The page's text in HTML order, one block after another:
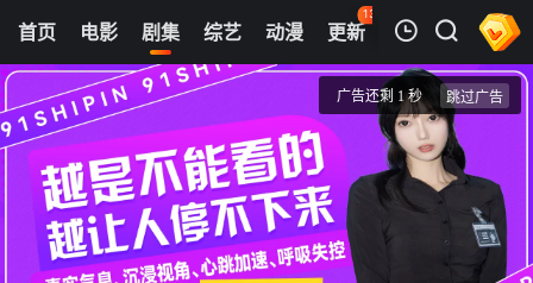
首页 电影 剧集 综艺 动漫 更新
132
热榜 APP
我的观影记录
第05集
固执的爱
清空